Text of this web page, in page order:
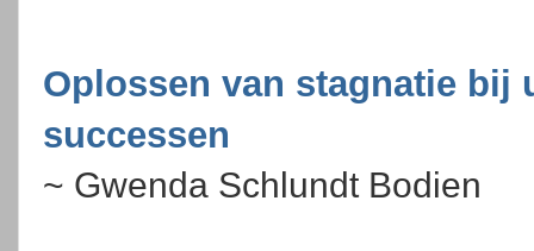
Oplossen van stagnatie bij
successen
~ Gwenda Schlundt Bodien